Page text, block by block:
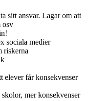
sitt ansvar. Lagar om att
osv
sociala medier
riskerna
elever får konsekvenser
mer konsekvenser